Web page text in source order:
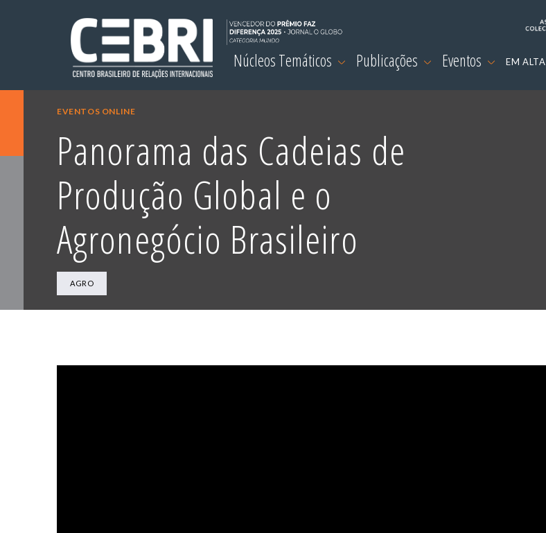
Núcleos Temáticos Publicações Eventos EM ALTA
EVENTOS ONLINE
Panorama das Cadeias de
Produção Global e o
Agronegócio Brasileiro
AGRO